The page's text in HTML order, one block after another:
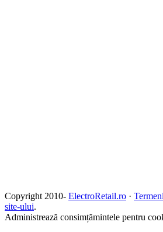
Copyright 2010- ElectroRetail.ro ·
site-ului.
Administrează consimțămintele pentru